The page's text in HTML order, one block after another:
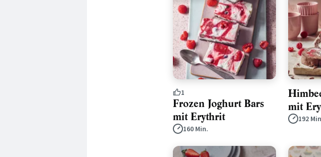
1
Frozen Joghurt Bars
mit Erythrit
160 Min.
mit
192